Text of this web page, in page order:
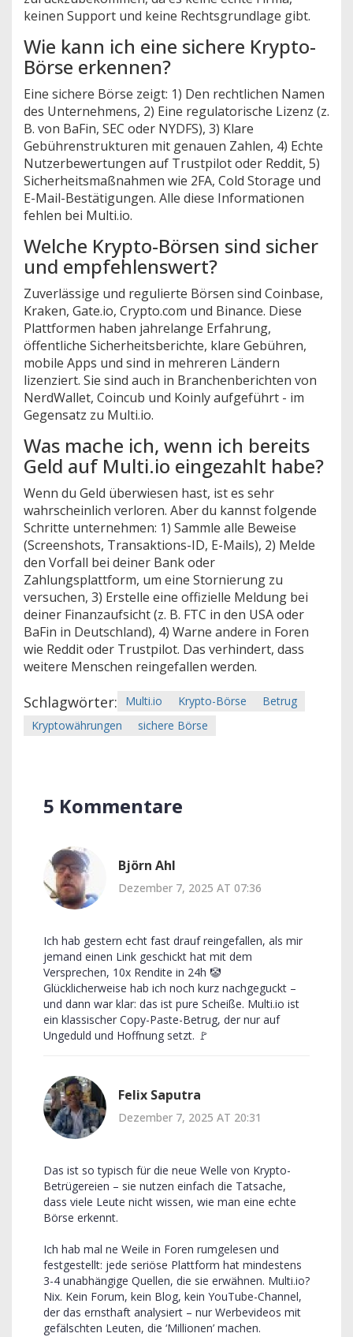
keinen Support und keine Rechtsgrundlage gibt.
Wie kann ich eine sichere Krypto-
Börse erkennen?
Eine sichere Börse zeigt: 1) Den rechtlichen Namen
des Unternehmens, 2) Eine regulatorische Lizenz (z.
B. von BaFin, SEC oder NYDFS), 3) Klare
Gebührenstrukturen mit genauen Zahlen, 4) Echte
Nutzerbewertungen auf Trustpilot oder Reddit, 5)
Sicherheitsmaßnahmen wie 2FA, Cold Storage und
E-Mail-Bestätigungen. Alle diese Informationen
fehlen bei Multi.io.
Welche Krypto-Börsen sind sicher
und empfehlenswert?
Zuverlässige und regulierte Börsen sind Coinbase,
Kraken, Gate.io, Crypto.com und Binance. Diese
Plattformen haben jahrelange Erfahrung,
öffentliche Sicherheitsberichte, klare Gebühren,
mobile Apps und sind in mehreren Ländern
lizenziert. Sie sind auch in Branchenberichten von
NerdWallet, Coincub und Koinly aufgeführt - im
Gegensatz zu Multi.io.
Was mache ich, wenn ich bereits
Geld auf Multi.io eingezahlt habe?
Wenn du Geld überwiesen hast, ist es sehr
wahrscheinlich verloren. Aber du kannst folgende
Schritte unternehmen: 1) Sammle alle Beweise
(Screenshots, Transaktions-ID, E-Mails), 2) Melde
den Vorfall bei deiner Bank oder
Zahlungsplattform, um eine Stornierung zu
versuchen, 3) Erstelle eine offizielle Meldung bei
deiner Finanzaufsicht (z. B. FTC in den USA oder
BaFin in Deutschland), 4) Warne andere in Foren
wie Reddit oder Trustpilot. Das verhindert, dass
weitere Menschen reingefallen werden.
Schlagwörter: Multi.io Krypto-Börse
Betrug
Kryptowährungen
sichere Börse
5 Kommentare
Björn Ahl
Dezember 7, 2025 AT 07:36
Ich hab gestern echt fast drauf reingefallen, als mir
jemand einen Link geschickt hat mit dem
Versprechen, 10x Rendite in 24h 🤡
Glücklicherweise hab ich noch kurz nachgeguckt –
und dann war klar: das ist pure Scheiße. Multi.io ist
ein klassischer Copy-Paste-Betrug, der nur auf
Ungeduld und Hoffnung setzt. 🚩
Felix Saputra
Dezember 7, 2025 AT 20:31
Das ist so typisch für die neue Welle von Krypto-
Betrügereien – sie nutzen einfach die Tatsache,
dass viele Leute nicht wissen, wie man eine echte
Börse erkennt.
Ich hab mal ne Weile in Foren rumgelesen und
festgestellt: jede seriöse Plattform hat mindestens
3-4 unabhängige Quellen, die sie erwähnen. Multi.io?
Nix. Kein Forum, kein Blog, kein YouTube-Channel,
der das ernsthaft analysiert – nur Werbevideos mit
gefälschten Leuten, die ‘Millionen’ machen.